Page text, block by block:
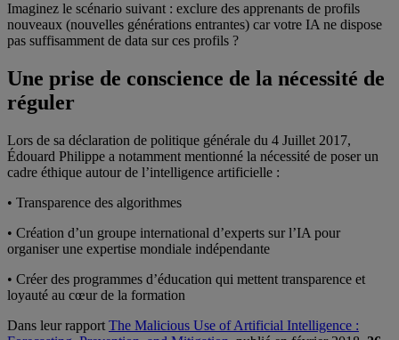
Imaginez le scénario suivant : exclure des apprenants de profils
nouveaux (nouvelles générations entrantes) car votre IA ne dispose
pas suffisamment de data sur ces profils ?
Une prise de conscience de la nécessité de
réguler
Lors de sa déclaration de politique générale du 4 Juillet 2017,
Édouard Philippe a notamment mentionné la nécessité de poser un
cadre éthique autour de l’intelligence artificielle :
• Transparence des algorithmes
• Création d’un groupe international d’experts sur l’IA pour
organiser une expertise mondiale indépendante
• Créer des programmes d’éducation qui mettent transparence et
loyauté au cœur de la formation
Dans leur rapport The Malicious Use of Artificial Intelligence :